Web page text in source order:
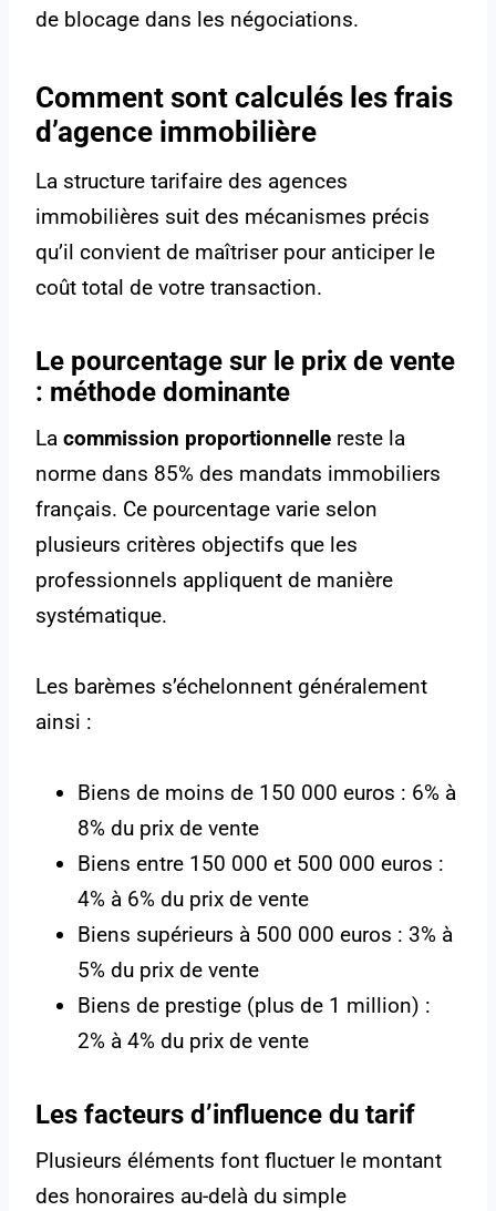
de blocage dans les négociations.
Comment sont calculés les frais
d’agence immobilière
La structure tarifaire des agences
immobilières suit des mécanismes précis
qu’il convient de maîtriser pour anticiper le
coût total de votre transaction.
Le pourcentage sur le prix de vente
: méthode dominante
La commission proportionnelle reste la
norme dans 85% des mandats immobiliers
français. Ce pourcentage varie selon
plusieurs critères objectifs que les
professionnels appliquent de manière
systématique.
Les barèmes s’échelonnent généralement
ainsi :
Biens de moins de 150 000 euros : 6% à
8% du prix de vente
Biens entre 150 000 et 500 000 euros :
4% à 6% du prix de vente
Biens supérieurs à 500 000 euros : 3% à
5% du prix de vente
Biens de prestige (plus de 1 million) :
2% à 4% du prix de vente
Les facteurs d’influence du tarif
Plusieurs éléments font fluctuer le montant
des honoraires au-delà du simple